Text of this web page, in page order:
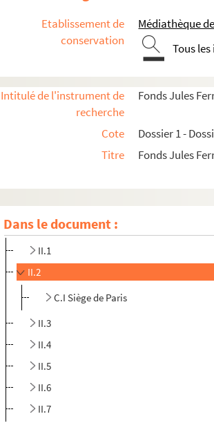
Etablissement de
conservation
Médiathèque
Tous
Intitulé de l'instrument de
recherche
Fonds Jules
Cote
Dossier 1 -
Titre
Fonds Jules
Dans le document :
Dossier 1. Centenaire de Jules Ferry et
Dossier 2. Don Joseph Magnin
II.1
II.2
C.I Siège de Paris
II.3
II.4
II.5
II.6
II.7